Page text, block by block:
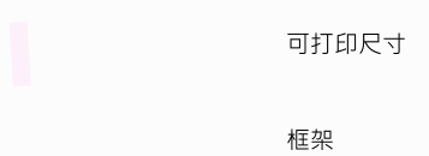
可打印尺寸
框架